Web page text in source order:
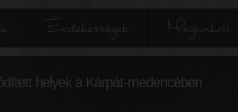
Érdekességek Magunkról
helyek a Kárpát-medencében